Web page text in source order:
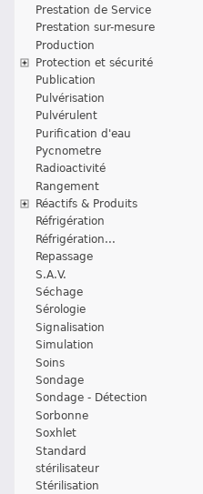
Prestation de Service
Prestation sur-mesure
Production
Protection et sécurité
Publication
Pulvérisation
Pulvérulent
Purification d'eau
Pycnometre
Radioactivité
Rangement
Réactifs & Produits
Réfrigération
Réfrigération...
Repassage
S.A.V.
Séchage
Sérologie
Signalisation
Simulation
Soins
Sondage
Sondage - Détection
Sorbonne
Soxhlet
Standard
stérilisateur
Stérilisation